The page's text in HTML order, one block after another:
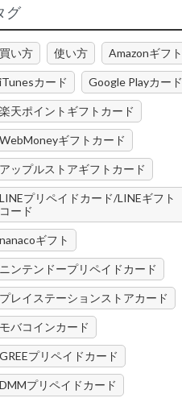
グ
買い方 使い方 Amazonギフト
iTunesカード Google Playカード
楽天ポイントギフトカード
WebMoneyギフトカード
アップルストアギフトカード
LINEプリペイドカード/LINEギフト
コード
nanacoギフト
ニンテンドープリペイドカード
プレイステーションストアカード
モバコインカード
GREEプリペイドカード
DMMプリペイドカード